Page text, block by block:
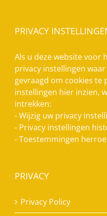
PRIVACY
Als u deze website voor
privacy instellingen
gevraagd om cookies te
instellingen hier inzien,
intrekken:
-Wijzig uw privacy
- Privacy instellingen
-Toestemmingen
PRIVACY
Privacy Policy